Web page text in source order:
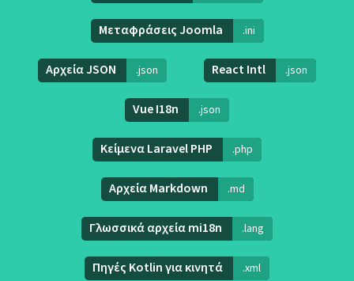
Μεταφράσεις Joomla .ini
Αρχεία JSON .json React Intl .json
Vue I18n .json
Κείμενα Laravel PHP .php
Αρχεία Markdown .md
Γλωσσικά αρχεία mi18n .lang
Πηγές Kotlin για κινητά .xml